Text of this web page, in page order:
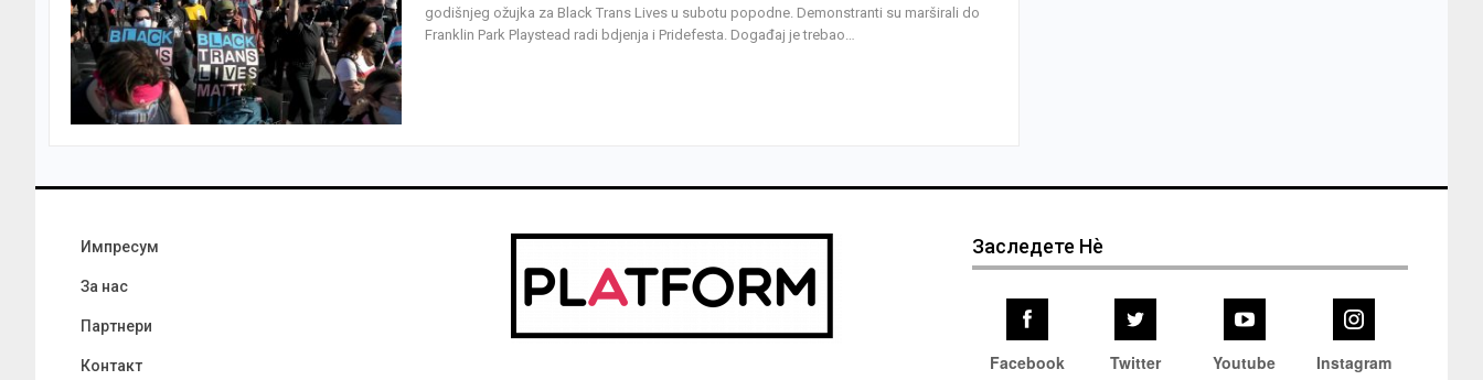
godišnjeg ožujka za Black Trans Lives u subotu popodne. Demonstranti su marširali do
Franklin Park Playstead radi bdjenja i Pridefesta. Događaj je trebao…
Импресум
За нас
Партнери
Контакт
Заследете Нѐ
Facebook Twitter Youtube Instagram